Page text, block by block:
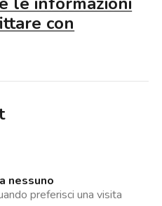
con
nessuno
preferisci una visita